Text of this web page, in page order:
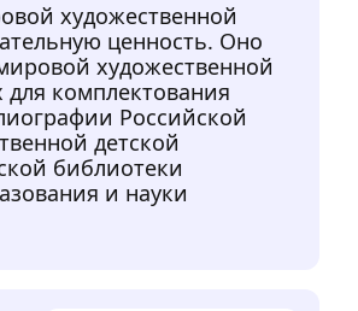
художественной
ценность. Оно
художественной
комплектования
Российской
детской
библиотеки
и науки